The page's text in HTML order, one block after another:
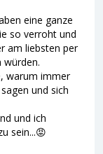
eine ganze
so verroht und
am liebsten per
würden.
warum immer
und sich
und ich
sein...😡